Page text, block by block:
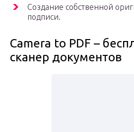
Создание собственной
подписи.
Camera to PDF –
сканер документов